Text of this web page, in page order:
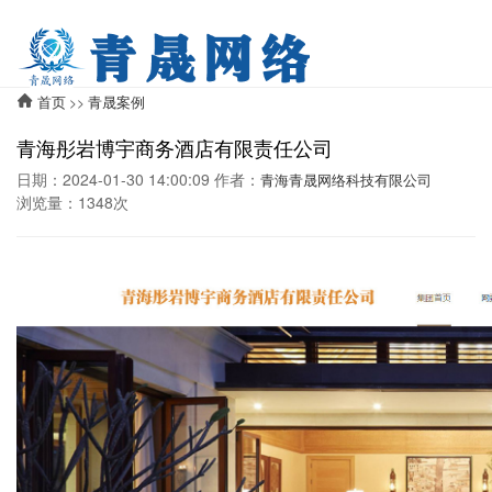
首页 >> 青晟案例
青海彤岩博宇商务酒店有限责任公司
日期：2024-01-30 14:00:09 作者： 青海青晟网络科技有限公司
浏览量：1348次